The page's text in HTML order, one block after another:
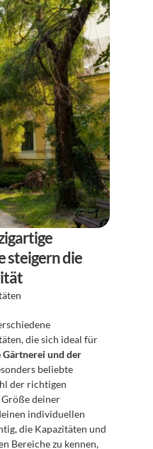
steigern die
die sich ideal für
Gärtnerei und der
beliebte
der richtigen
deiner
individuellen
die Kapazitäten und
Bereiche zu kennen,